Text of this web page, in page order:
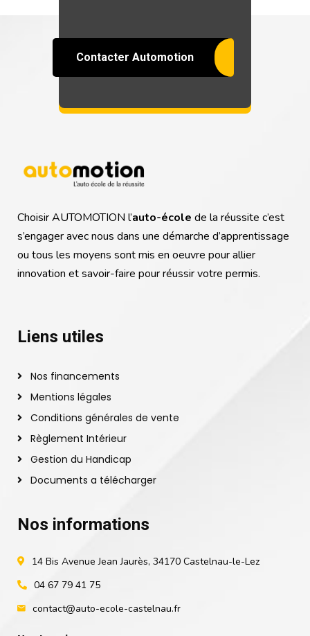
Contacter Automotion
Choisir AUTOMOTION l’auto-école de la réussite c’est
s’engager avec nous dans une démarche d’apprentissage
ou tous les moyens sont mis en oeuvre pour allier
innovation et savoir-faire pour réussir votre permis.
Liens utiles
Nos financements
Mentions légales
Conditions générales de vente
Règlement Intérieur
Gestion du Handicap
Documents a télécharger
Nos informations
14 Bis Avenue Jean Jaurès, 34170 Castelnau-le-Lez
04 67 79 41 75
contact@auto-ecole-castelnau.fr